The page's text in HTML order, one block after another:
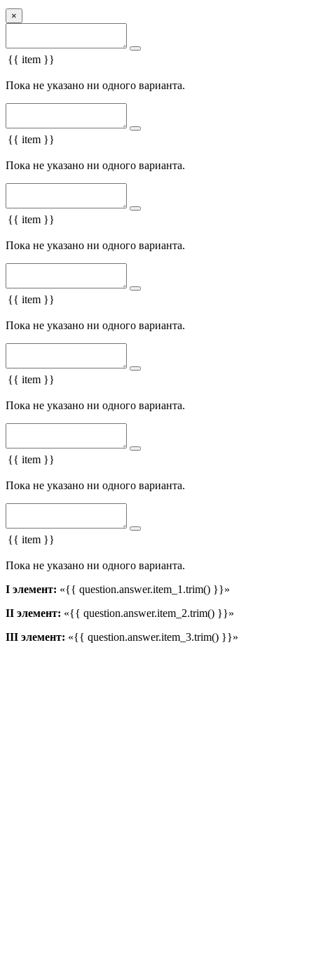
×
{{ item }}
Пока не указано ни одного варианта.
{{ item }}
Пока не указано ни одного варианта.
{{ item }}
Пока не указано ни одного варианта.
{{ item }}
Пока не указано ни одного варианта.
{{ item }}
Пока не указано ни одного варианта.
{{ item }}
Пока не указано ни одного варианта.
{{ item }}
Пока не указано ни одного варианта.
I элемент: «{{ question.answer.item_1.trim() }}»
II элемент: «{{ question.answer.item_2.trim() }}»
III элемент: «{{ question.answer.item_3.trim() }}»